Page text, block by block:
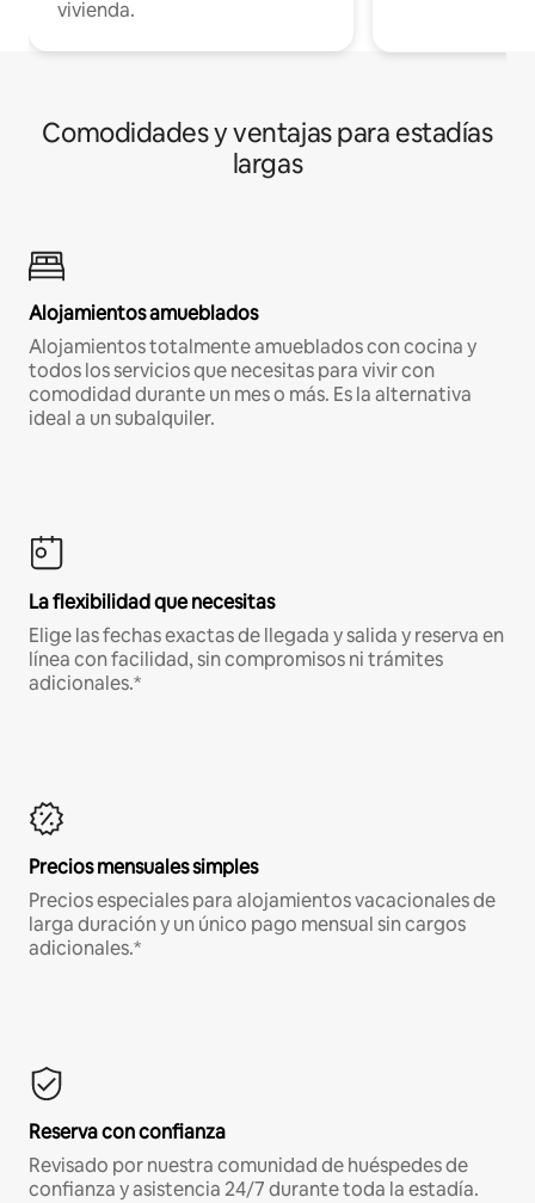
vivienda.
Comodidades y ventajas para estadías
largas
Alojamientos amueblados
Alojamientos totalmente amueblados con cocina y
todos los servicios que necesitas para vivir con
comodidad durante un mes o más. Es la alternativa
ideal a un subalquiler.
La flexibilidad que necesitas
Elige las fechas exactas de llegada y salida y reserva en
línea con facilidad, sin compromisos ni trámites
adicionales.*
Precios mensuales simples
Precios especiales para alojamientos vacacionales de
larga duración y un único pago mensual sin cargos
adicionales.*
Reserva con confianza
Revisado por nuestra comunidad de huéspedes de
confianza y asistencia 24/7 durante toda la estadía.